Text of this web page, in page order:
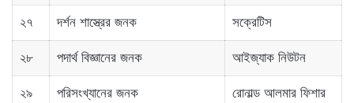
২৭ দর্শন শাস্ত্রের জনক সক্রেটিস
২৮ পদার্থ বিজ্ঞানের জনক আইজ্যাক নিউটন
২৯ পরিসংখ্যানের জনক রোনাল্ড আলমার ফিশার